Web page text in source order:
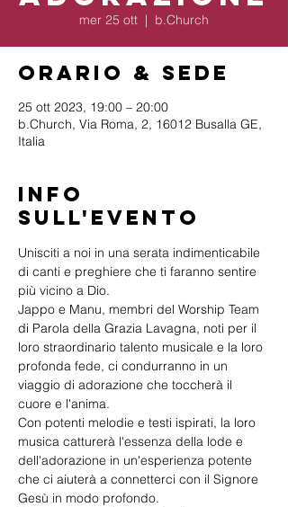
mer 25 ott
  |
b.Church
Orario & Sede
25 ott 2023, 19:00 – 20:00
b.Church, Via Roma, 2, 16012 Busalla GE,
Italia
Info
sull'evento
Unisciti a noi in una serata indimenticabile
di canti e preghiere che ti faranno sentire
più vicino a Dio.
Jappo e Manu, membri del Worship Team
di Parola della Grazia Lavagna, noti per il
loro straordinario talento musicale e la loro
profonda fede, ci condurranno in un
viaggio di adorazione che toccherà il
cuore e l'anima.
Con potenti melodie e testi ispirati, la loro
musica catturerà l'essenza della lode e
dell'adorazione in un'esperienza potente
che ci aiuterà a connetterci con il Signore
Gesù in modo profondo.